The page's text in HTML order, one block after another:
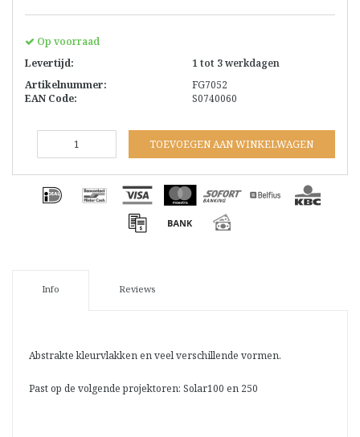
Op voorraad
Levertijd:
1 tot 3 werkdagen
Artikelnummer:
FG7052
EAN Code:
S0740060
TOEVOEGEN AAN WINKELWAGEN
Info Reviews
Abstrakte kleurvlakken en veel verschillende vormen.
Past op de volgende projektoren: Solar100 en 250